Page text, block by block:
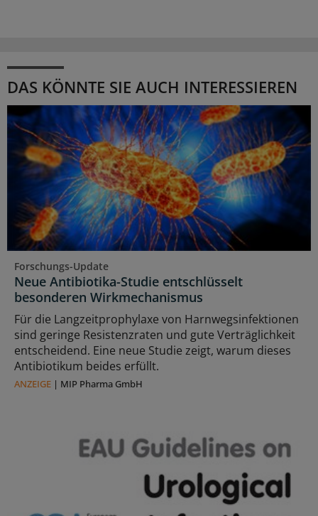
DAS KÖNNTE SIE AUCH INTERESSIEREN
Forschungs-Update
Neue Antibiotika-Studie entschlüsselt
besonderen Wirkmechanismus
Für die Langzeitprophylaxe von Harnwegsinfektionen
sind geringe Resistenzraten und gute Verträglichkeit
entscheidend. Eine neue Studie zeigt, warum dieses
Antibiotikum beides erfüllt.
ANZEIGE | MIP Pharma GmbH